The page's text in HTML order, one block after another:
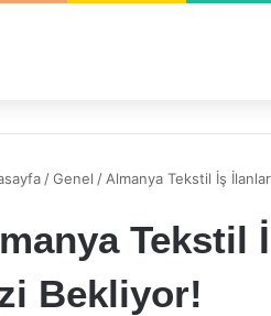
/Genel / Almanya Tekstil İş
Tekstil
Bekliyor!